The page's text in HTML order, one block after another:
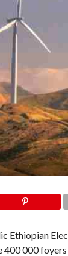
Ethiopian
400 000